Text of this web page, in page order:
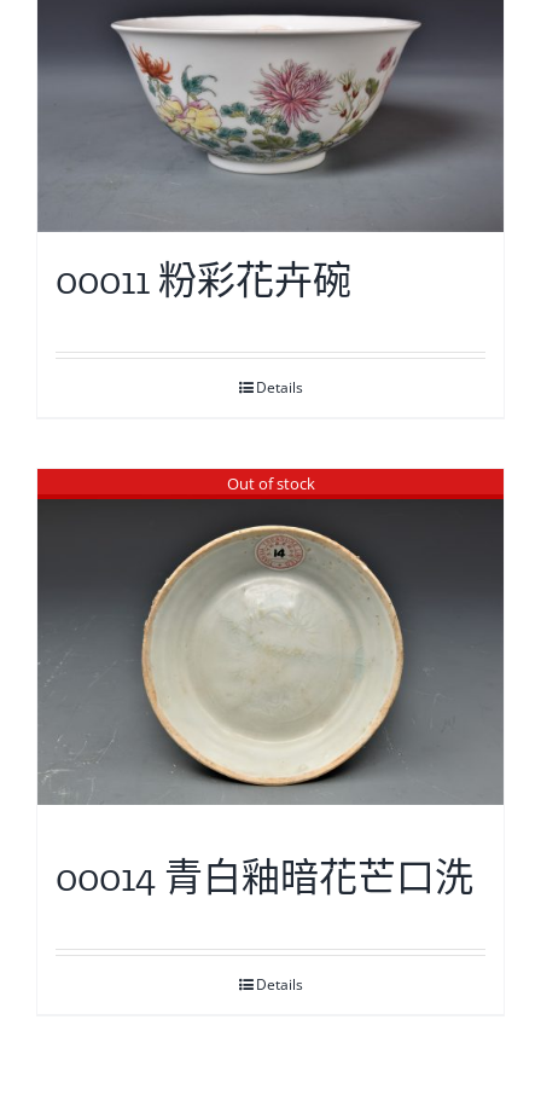
00011 粉彩花卉碗
Details
Out of stock
00014 青白釉暗花芒口洗
Details